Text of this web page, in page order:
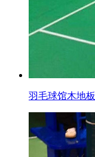
羽毛球馆木地板